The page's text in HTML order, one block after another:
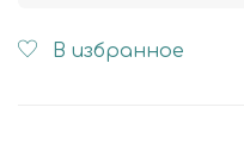
В избранное